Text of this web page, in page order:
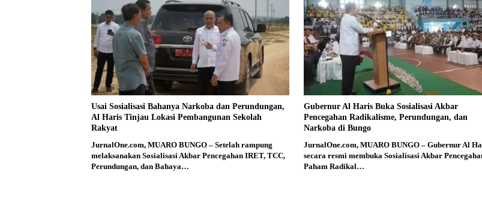
Usai Sosialisasi Bahanya Narkoba dan Perundungan,
Al Haris Tinjau Lokasi Pembangunan Sekolah
Rakyat
JurnalOne.com, MUARO BUNGO – Setelah rampung
melaksanakan Sosialisasi Akbar Pencegahan IRET, TCC,
Perundungan, dan Bahaya…
Gubernur Al Haris Buka Sosialisasi Akbar
Pencegahan Radikalisme, Perundungan, dan
Narkoba di Bungo
JurnalOne.com, MUARO BUNGO – Gubernur Al
secara resmi membuka Sosialisasi Akbar
Paham Radikal…